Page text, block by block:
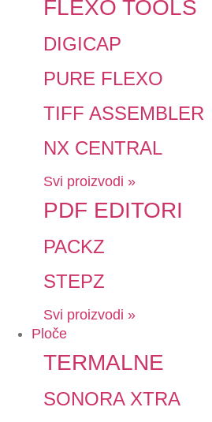
FLEXO TOOLS
DIGICAP
PURE FLEXO
TIFF ASSEMBLER
NX CENTRAL
Svi proizvodi »
PDF EDITORI
PACKZ
STEPZ
Svi proizvodi »
Ploče
TERMALNE
SONORA XTRA